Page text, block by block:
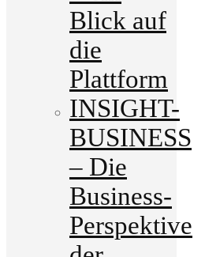
Blick auf
die
Plattform
INSIGHT-
BUSINESS
– Die
Business-
Perspektive